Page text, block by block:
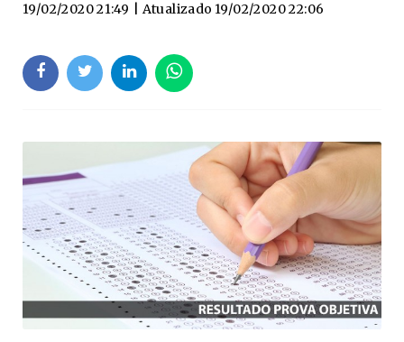
19/02/2020 21:49
| Atualizado 19/02/2020 22:06